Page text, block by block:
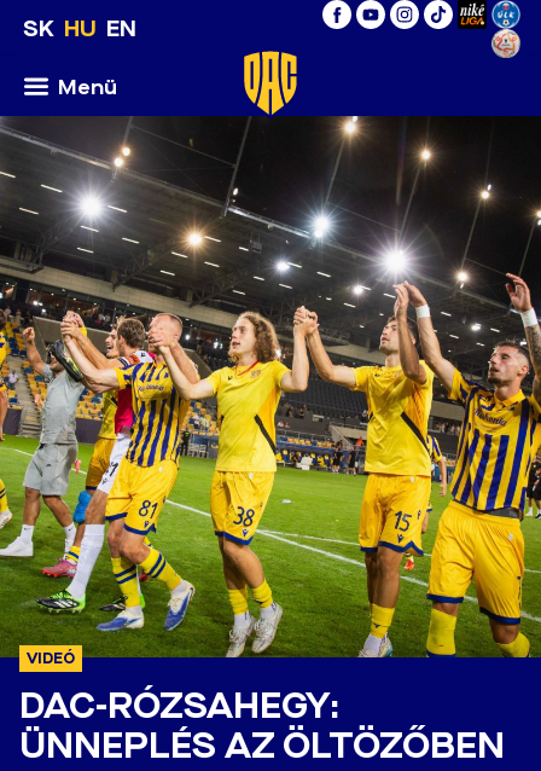
SK HU EN
Menü
VIDEÓ
DAC-RÓZSAHEGY:
ÜNNEPLÉS AZ ÖLTÖZŐBEN